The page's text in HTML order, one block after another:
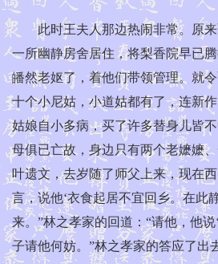
此时王夫人那边热闹非常。原来贾
一所幽静房舍居住，将梨香院早已
皤然老妪了，着他们带领管理。就
十个小尼姑，小道姑都有了，连新
姑娘自小多病，买了许多替身儿皆
母俱已亡故，身边只有两个老嬷嬷
叶遗文，去岁随了师父上来，现在
言，说他‘衣食起居不宜回乡。在此
来。”林之孝家的回道：“请他，他
子请他何妨。”林之孝家的答应了出